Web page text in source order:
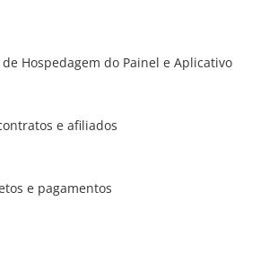
Hospedagem do Painel e Aplicativo
e afiliados
e pagamentos